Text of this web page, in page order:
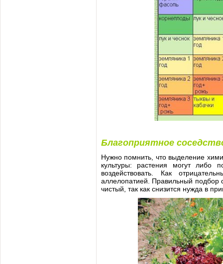
Благоприятное
Нужно помнить, что выделение
культуры: растения могут либо
воздействовать. Как
аллелопатией. Правильный подбор
чистый, так как снизится нужда в